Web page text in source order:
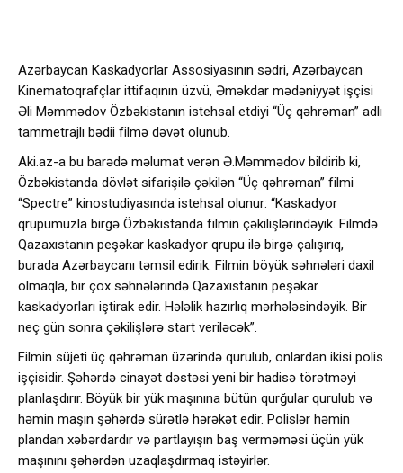
Azərbaycan Kaskadyorlar Assosiyasının sədri, Azərbaycan
Kinematoqrafçlar ittifaqının üzvü, Əməkdar mədəniyyət işçisi
Əli Məmmədov Özbəkistanın istehsal etdiyi “Üç qəhrəman” adlı
tammetrajlı bədii filmə dəvət olunub.
Aki.az-a bu barədə məlumat verən Ə.Məmmədov bildirib ki,
Özbəkistanda dövlət sifarişilə çəkilən “Üç qəhrəman” filmi
“Spectre” kinostudiyasında istehsal olunur: “Kaskadyor
qrupumuzla birgə Özbəkistanda filmin çəkilişlərindəyik. Filmdə
Qazaxıstanın peşəkar kaskadyor qrupu ilə birgə çalışırıq,
burada Azərbaycanı təmsil edirik. Filmin böyük səhnələri daxil
olmaqla, bir çox səhnələrində Qazaxıstanın peşəkar
kaskadyorları iştirak edir. Hələlik hazırlıq mərhələsindəyik. Bir
neç gün sonra çəkilişlərə start veriləcək”.
Filmin süjeti üç qəhrəman üzərində qurulub, onlardan ikisi polis
işçisidir. Şəhərdə cinayət dəstəsi yeni bir hadisə törətməyi
planlaşdırır. Böyük bir yük maşınına bütün qurğular qurulub və
həmin maşın şəhərdə sürətlə hərəkət edir. Polislər həmin
plandan xəbərdardır və partlayışın baş verməməsi üçün yük
maşınını şəhərdən uzaqlaşdırmaq istəyirlər.